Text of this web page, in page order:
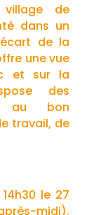
de
dans un
de la
une vue
et sur la
des
au bon
travail, de
le 27
midi).